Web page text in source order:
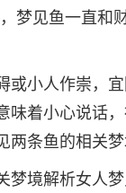
梦见鱼一直和
或小人作崇，
味着小心说话
两条鱼的相关
梦境解析女人